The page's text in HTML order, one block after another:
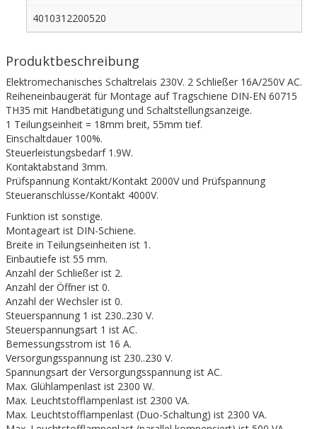
4010312200520
Produktbeschreibung
Elektromechanisches Schaltrelais 230V. 2 Schließer 16A/250V AC.
Reiheneinbaugerät für Montage auf Tragschiene DIN-EN 60715
TH35 mit Handbetätigung und Schaltstellungsanzeige.
1 Teilungseinheit = 18mm breit, 55mm tief.
Einschaltdauer 100%.
Steuerleistungsbedarf 1.9W.
Kontaktabstand 3mm.
Prüfspannung Kontakt/Kontakt 2000V und Prüfspannung
Steueranschlüsse/Kontakt 4000V.
Funktion ist sonstige.
Montageart ist DIN-Schiene.
Breite in Teilungseinheiten ist 1.
Einbautiefe ist 55 mm.
Anzahl der Schließer ist 2.
Anzahl der Öffner ist 0.
Anzahl der Wechsler ist 0.
Steuerspannung 1 ist 230..230 V.
Steuerspannungsart 1 ist AC.
Bemessungsstrom ist 16 A.
Versorgungsspannung ist 230..230 V.
Spannungsart der Versorgungsspannung ist AC.
Max. Glühlampenlast ist 2300 W.
Max. Leuchtstofflampenlast ist 2300 VA.
Max. Leuchtstofflampenlast (Duo-Schaltung) ist 2300 VA.